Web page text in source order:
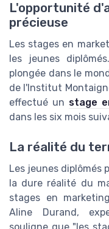
L'opportunité
précieuse
Les stages en
les jeunes
plongée dans le
de l'Institut
effectué un stage
dans les six mois
La réalité du
Les jeunes diplômés
la dure réalité du
stages en
Aline Durand,
souligne que "les